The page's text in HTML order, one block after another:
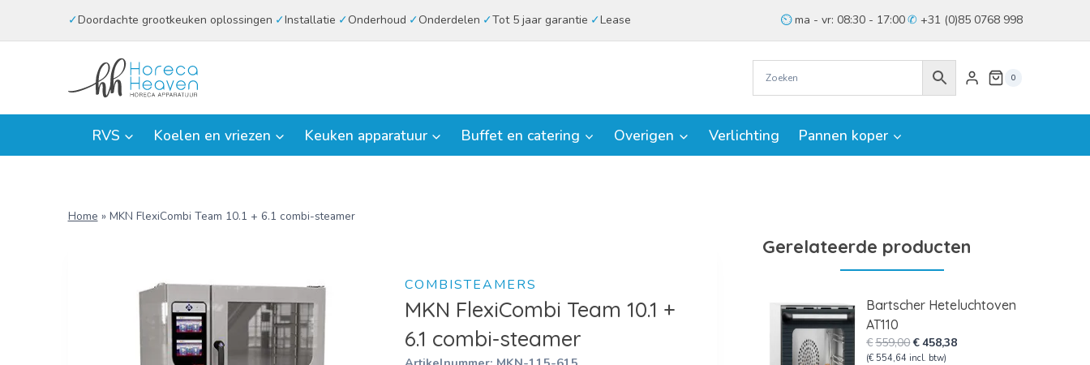
Doordachte grootkeuken oplossingen Installatie Onderhoud Onderdelen Tot 5 jaar garantie Lease ma - vr: 08:30 - 17:00 +31 (0)85 0768 998
0
RVS Koelen en vriezen Keuken apparatuur Buffet en catering Overigen Verlichting Pannen koper
Home » MKN FlexiCombi Team 10.1 + 6.1 combi-steamer
COMBISTEAMERS
MKN FlexiCombi Team 10.1 +
6.1 combi-steamer
Gerelateerde producten
Bartscher Heteluchtoven
AT110
€559,00Oorspronkelijke
prijs
€458,38Huidige
(€ 554,64 incl. btw)